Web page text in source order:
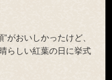
がおいしかったけど、
らしい紅葉の日に挙式